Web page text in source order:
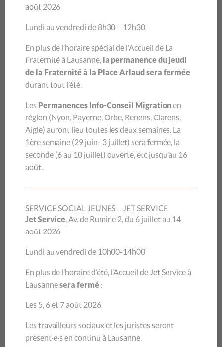
les violences domestiques. Avec la modification de l’article
retrait de la réserve à l’article 59 de la Convention
d’Istanbul, la Suisse franchit un cap. Une table ronde
organisée le 12 février 2025 par le CSP Vaud réunira
expert·e·s et personnalités politiques pour discuter de ces
avancées et des défis qui subsistent.
UNE VICTOIRE APRÈS
20 ANS DE LUTTE
efforts ont porté leurs fruits : au 1er janvier 2025, deux
modifications législatives majeures sont entrées en
vigueur. La Suisse s’aligne désormais avec les standards
européens en matière de lutte contre les violences faites
protection des victimes, indépendamment de leur statut
migratoire.
UNE TABLE RONDE
août 2026
Lundi au vendredi de 8h30 – 12h30
En plus de l’horaire spécial de l’Accueil de La
Fraternité à Lausanne, la permanence du jeudi
de la Fraternité à la Place Arlaud sera fermée
durant tout l’été.
Les Permanences Info-Conseil Migrationen
région (Nyon, Payerne, Orbe, Renens, Clarens,
Aigle) auront lieu toutes les deux semaines. La
1ère semaine (29 juin- 3 juillet) sera fermée, la
seconde (6 au 10 juillet) ouverte, etc jusqu’au 16
août.
SERVICE SOCIAL JEUNES – JET SERVICE
Jet Service, Av. de Rumine 2, du 6 juillet au 14
août 2026
Lundi au vendredi de 10h00-14h00
En plus de l’horaire d’été, l’Accueil de Jet Service à
Lausannesera fermé :
Les 5, 6 et 7 août 2026
Les travailleurs sociaux et les juristes seront
présent·e·s en continu à Lausanne.